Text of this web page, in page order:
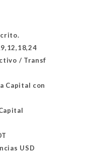
/ Transf
Capital con
USD